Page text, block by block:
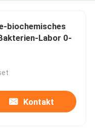
biochemisches
Labor 0-
Kontakt